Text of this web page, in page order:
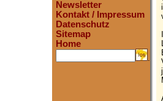
Newsletter
Kontakt / Impressum
Datenschutz
Sitemap
Home
.